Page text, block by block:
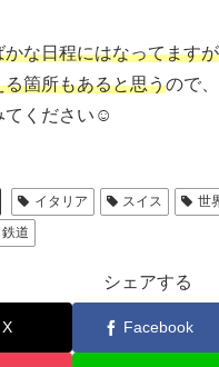
かな日程にはなってます
る箇所もあると思うので
てください☺
イタリア スイス 世
鉄道
シェアする
X Facebook